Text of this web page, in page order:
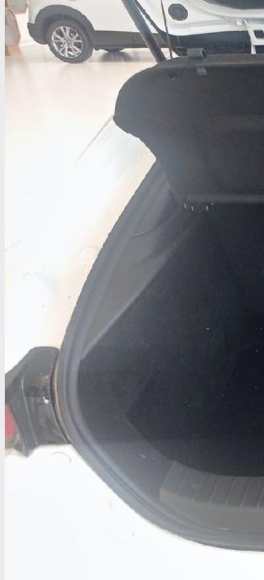
Conectando con nuestra financiera
Por favor, no abandones la página. En un momento volvemos
contigo.